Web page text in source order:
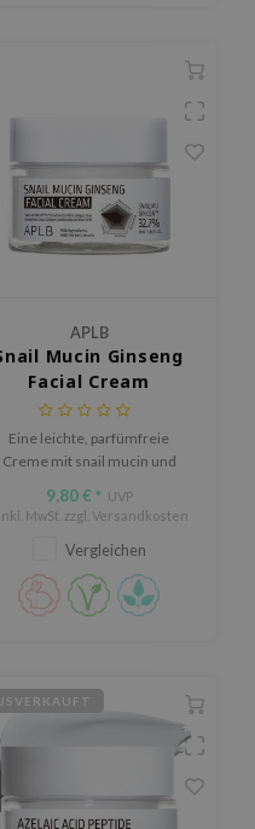
APLB
Mucin Ginseng
Facial Cream
Eine leichte, parfümfreie
Creme mit snail mucin und
strafft und schützt.
9,80 € * UVP
MwSt. zzgl. Versandkosten
Vergleichen